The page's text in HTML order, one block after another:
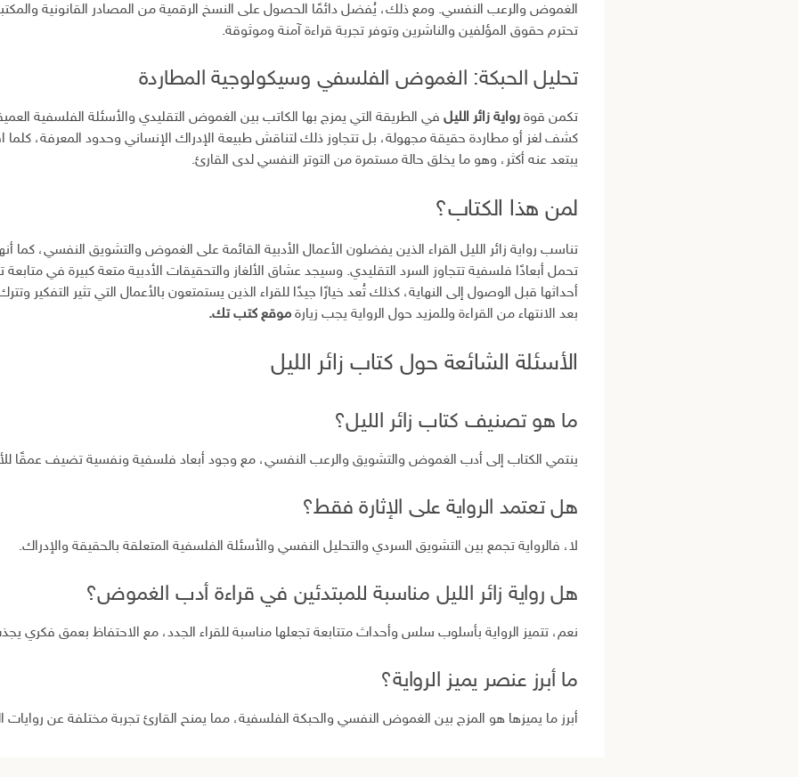
الغموض والرعب النفسي. ومع ذلك، يُفضل دائمًا الحصول على النسخ الرقمية من المصادر القانونية
تحترم حقوق المؤلفين والناشرين وتوفر تجربة قراءة آمنة وموثوقة.
تحليل الحبكة: الغموض الفلسفي وسيكولوجية المطاردة
تكمن قوة رواية زائر الليل في الطريقة التي يمزج بها الكاتب بين الغموض التقليدي والأسئلة الفلسفية
كشف لغز أو مطاردة حقيقة مجهولة، بل تتجاوز ذلك لتناقش طبيعة الإدراك الإنساني وحدود المعرفة، كلما
يبتعد عنه أكثر، وهو ما يخلق حالة مستمرة من التوتر النفسي لدى القارئ.
لمن هذا الكتاب؟
تناسب رواية زائر الليل القراء الذين يفضلون الأعمال الأدبية القائمة على الغموض والتشويق النفسي، كما
تحمل أبعادًا فلسفية تتجاوز السرد التقليدي. وسيجد عشاق الألغاز والتحقيقات الأدبية متعة كبيرة في متابعة
أحداثها قبل الوصول إلى النهاية، كذلك تُعد خيارًا جيدًا للقراء الذين يستمتعون بالأعمال التي تثير التفكير
بعد الانتهاء من القراءة وللمزيد حول الرواية يجب زيارة موقع كتب تك.
الأسئلة الشائعة حول كتاب زائر الليل
ما هو تصنيف كتاب زائر الليل؟
ينتمي الكتاب إلى أدب الغموض والتشويق والرعب النفسي، مع وجود أبعاد فلسفية ونفسية تضيف عمقًا
هل تعتمد الرواية على الإثارة فقط؟
لا، فالرواية تجمع بين التشويق السردي والتحليل النفسي والأسئلة الفلسفية المتعلقة بالحقيقة والإدراك.
هل رواية زائر الليل مناسبة للمبتدئين في قراءة أدب الغموض؟
نعم، تتميز الرواية بأسلوب سلس وأحداث متتابعة تجعلها مناسبة للقراء الجدد، مع الاحتفاظ بعمق فكري
ما أبرز عنصر يميز الرواية؟
أبرز ما يميزها هو المزج بين الغموض النفسي والحبكة الفلسفية، مما يمنح القارئ تجربة مختلفة عن روايات